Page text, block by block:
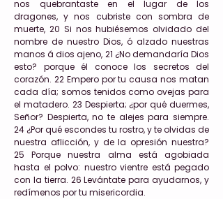
nos quebrantaste en el lugar de los
dragones, y nos cubriste con sombra de
muerte, 20 Si nos hubiésemos olvidado del
nombre de nuestro Dios, ó alzado nuestras
manos á dios ajeno, 21 ¿No demandaría Dios
esto? porque él conoce los secretos del
corazón. 22 Empero por tu causa nos matan
cada día; somos tenidos como ovejas para
el matadero. 23 Despierta; ¿por qué duermes,
Señor? Despierta, no te alejes para siempre.
24 ¿Por qué escondes tu rostro, y te olvidas de
nuestra aflicción, y de la opresión nuestra?
25 Porque nuestra alma está agobiada
hasta el polvo: nuestro vientre está pegado
con la tierra. 26 Levántate para ayudarnos, y
redímenos por tu misericordia.